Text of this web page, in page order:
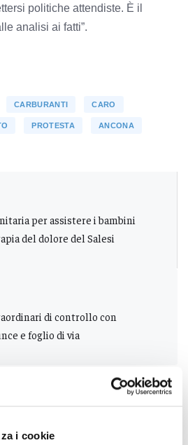
i cookie
politiche attendiste. È il
analisi ai fatti”.
CARBURANTI CARO
PROTESTA ANCONA
per assistere i bambini
del dolore del Salesi
di controllo con
e foglio di via